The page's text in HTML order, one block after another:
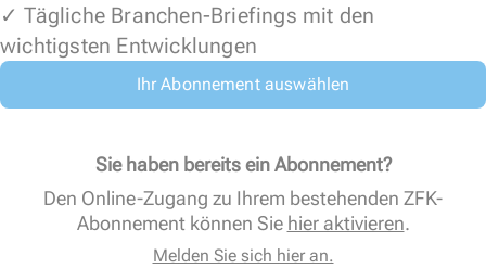
✓ Tägliche Branchen-Briefings mit den
wichtigsten Entwicklungen
Ihr Abonnement auswählen
Sie haben bereits ein Abonnement?
Den Online-Zugang zu Ihrem bestehenden ZFK-
Abonnement können Sie hier aktivieren.
Melden Sie sich hier an.